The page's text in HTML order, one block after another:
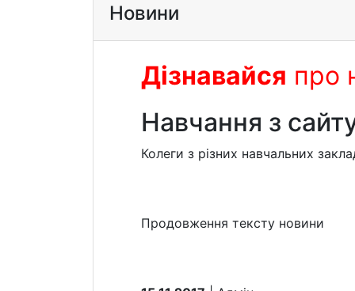
Новини
Дізнавайся про
Навчання з
Колеги з різних навчальних
Продовження тексту новини